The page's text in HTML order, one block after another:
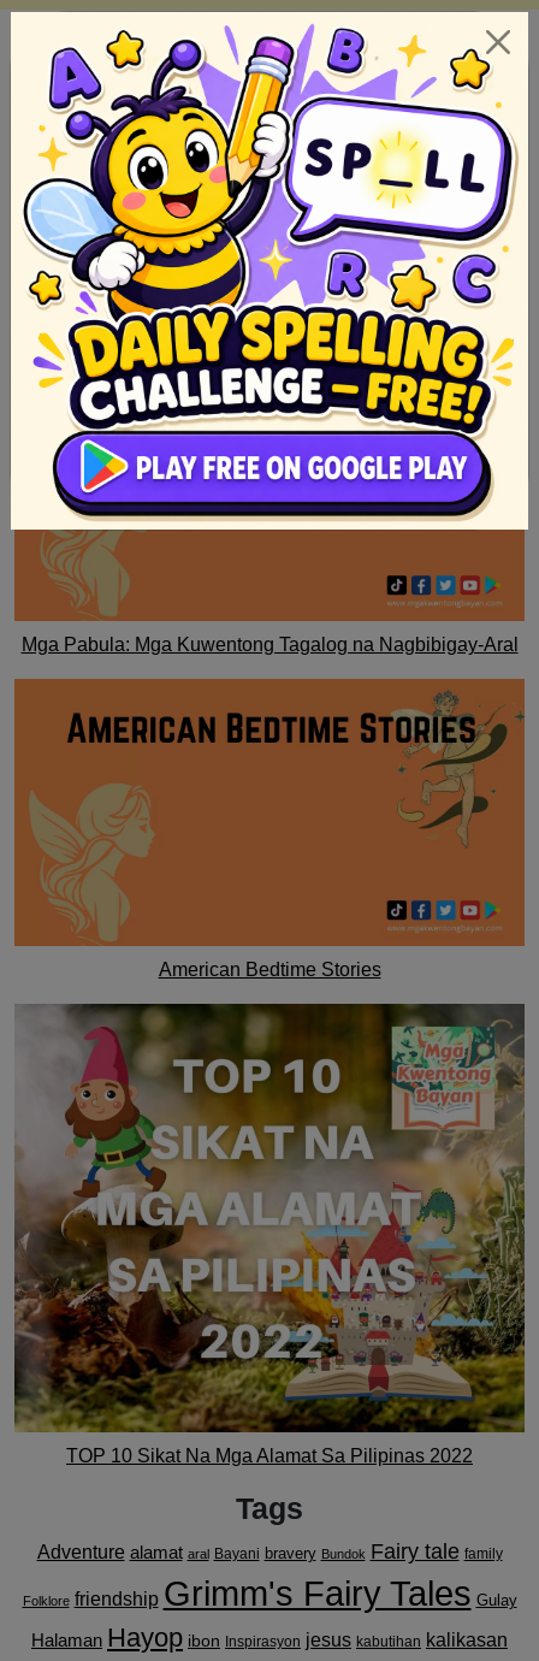
Mga Sikat na Parabula sa Kulturang Pilipino
Mga Pabula: Mga Kuwentong Tagalog na Nagbibigay-Aral
American Bedtime Stories
TOP 10 Sikat Na Mga Alamat Sa Pilipinas 2022
Tags
Adventure alamat aral Bayani bravery Bundok Fairy tale family
Folklore friendship Grimm's Fairy Tales Gulay
Halaman Hayop ibon Inspirasyon jesus kabutihan kalikasan